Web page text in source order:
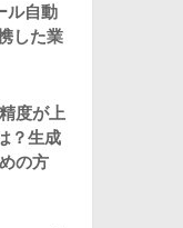
ル自動
した業
度が上
？生成
の方